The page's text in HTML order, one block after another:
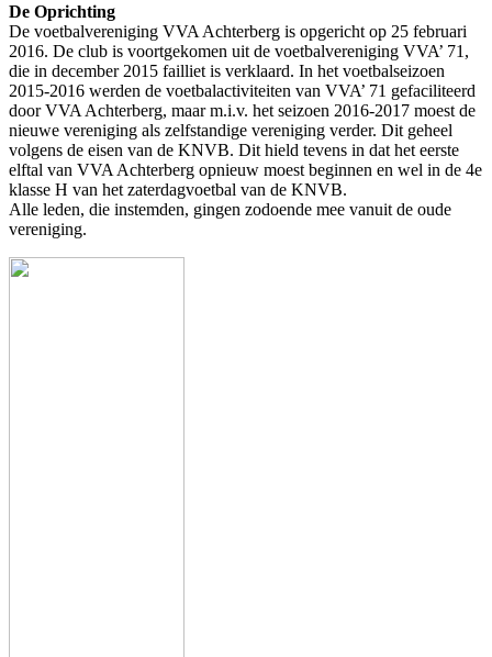
De Oprichting
De voetbalvereniging VVA Achterberg is opgericht op 25 februari
2016. De club is voortgekomen uit de voetbalvereniging VVA’ 71,
die in december 2015 failliet is verklaard. In het voetbalseizoen
2015-2016 werden de voetbalactiviteiten van VVA’ 71 gefaciliteerd
door VVA Achterberg, maar m.i.v. het seizoen 2016-2017 moest de
nieuwe vereniging als zelfstandige vereniging verder. Dit geheel
volgens de eisen van de KNVB. Dit hield tevens in dat het eerste
elftal van VVA Achterberg opnieuw moest beginnen en wel in de 4e
klasse H van het zaterdagvoetbal van de KNVB.
Alle leden, die instemden, gingen zodoende mee vanuit de oude
vereniging.